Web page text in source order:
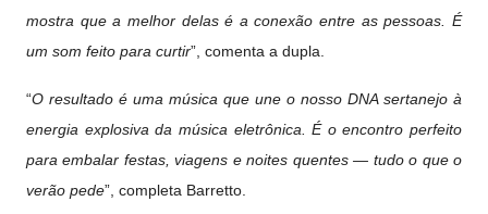
mostra que a melhor delas é a conexão entre as pessoas. É
um som feito para curtir”, comenta a dupla.
“O resultado é uma música que une o nosso DNA sertanejo à
energia explosiva da música eletrônica. É o encontro perfeito
para embalar festas, viagens e noites quentes — tudo o que o
verão pede”, completa Barretto.